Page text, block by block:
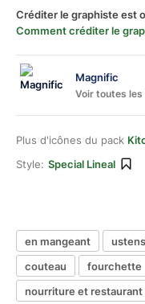
Créditer le graphiste est
Comment créditer le
Magnific
Voir toutes
Plus d'icônes du pack
Style: Special Lineal
en mangeant
couteau
fourchette
nourriture et restaurant